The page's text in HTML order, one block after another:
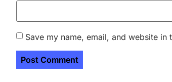
Save my name, email, and website